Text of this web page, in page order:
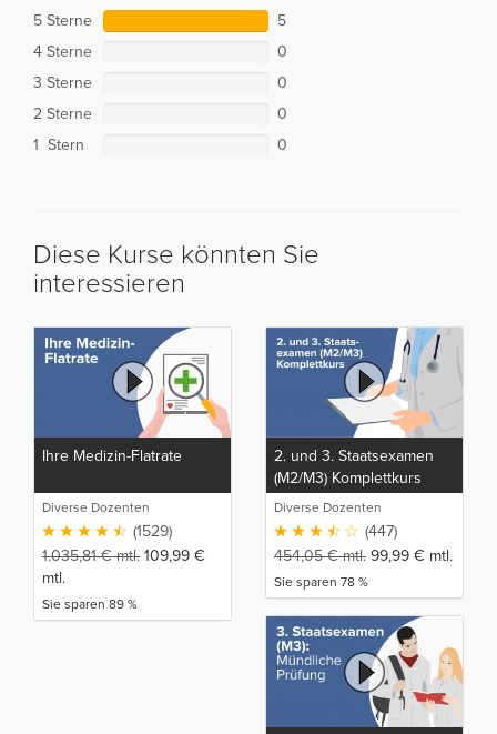
5 Sterne
5
4 Sterne
0
3 Sterne
0
2 Sterne
0
1 Stern
0
Diese Kurse könnten Sie
interessieren
Ihre Medizin-Flatrate
Diverse Dozenten
(1529)
1.035,81€mtl. 109,99 €
mtl.
Sie sparen 89 %
2. und 3. Staatsexamen
(M2/M3) Komplettkurs
Diverse Dozenten
(447)
454,05€mtl. 99,99 € mtl.
Sie sparen 78 %